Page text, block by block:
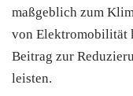
maßgeblich zum
von Elektromobilität
Beitrag zur
leisten.